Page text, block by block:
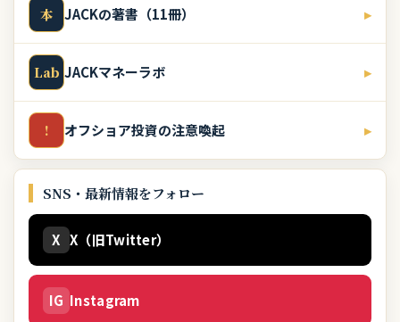
本 JACKの著書（11冊） ▸
Lab JACKマネーラボ ▸
! オフショア投資の注意喚起 ▸
SNS・最新情報をフォロー
X X（旧Twitter）
IG Instagram